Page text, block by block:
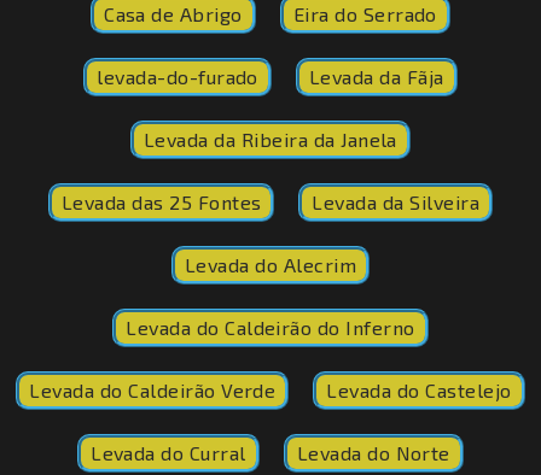
Casa de Abrigo Eira do Serrado
levada-do-furado Levada da Fãja
Levada da Ribeira da Janela
Levada das 25 Fontes Levada da Silveira
Levada do Alecrim
Levada do Caldeirão do Inferno
Levada do Caldeirão Verde Levada do Castelejo
Levada do Curral Levada do Norte